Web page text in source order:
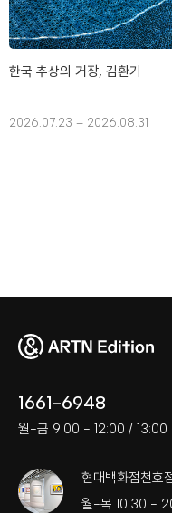
한국 추상의 거장, 김환기
2026.07.23 – 2026.08.31
1661-6948
월-금 9:00 - 12:00 / 13:00
현대백화점천호
월-목 10:30 -